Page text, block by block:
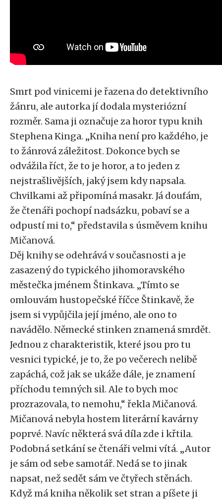
Smrt pod vinicemi je řazena do detektivního
žánru, ale autorka jí dodala mysteriózní
rozměr. Sama ji označuje za horor typu knih
Stephena Kinga. „Kniha není pro každého, je
to žánrová záležitost. Dokonce bych se
odvážila říct, že to je horor, a to jeden z
nejstrašlivějších, jaký jsem kdy napsala.
Chvilkami až připomíná masakr. Já doufám,
že čtenáři pochopí nadsázku, pobaví se a
odpustí mi to,“ představila s úsměvem knihu
Mičanová.
Děj knihy se odehrává v současnosti a je
zasazený do typického jihomoravského
městečka jménem Štinkava. „Tímto se
omlouvám hustopečské říčce Štinkavě, že
jsem si vypůjčila její jméno, ale ono to
navádělo. Německé stinken znamená smrdět.
Jednou z charakteristik, které jsou pro tu
vesnici typické, je to, že po večerech nelibě
zapáchá, což jak se ukáže dále, je znamení
příchodu temných sil. Ale to bych moc
prozrazovala, to nemohu,“ řekla Mičanová.
Mičanová nebyla hostem literární kavárny
poprvé. Navíc některá svá díla zde i křtila.
Podobná setkání se čtenáři velmi vítá. „Autor
je sám od sebe samotář. Nedá se to jinak
napsat, než sedět sám ve čtyřech stěnách.
Když má kniha několik set stran a píšete ji